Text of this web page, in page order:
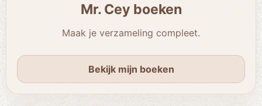
Mr. Cey boeken
Maak je verzameling compleet.
Bekijk mijn boeken